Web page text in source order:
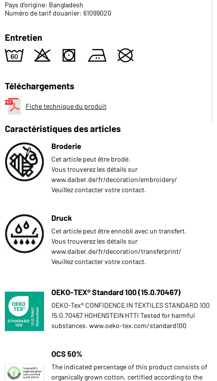
Pays d'origine: Bangladesh
Numéro de tarif douanier: 61099020
Entretien
4 o s b U
Téléchargements
Fiche technique du produit
Caractéristiques des articles
Broderie
Cet article peut être brodé.
Vous trouverez les détails sur
www.daiber.de/fr/decoration/embroidery/
Veuillez contacter votre contact.
Druck
Cet article peut être ennobli avec un transfert.
Vous trouverez les détails sur
www.daiber.de/fr/decoration/transferprint/
Veuillez contacter votre contact.
OEKO-TEX® Standard 100 (15.0.70467)
OEKO-Tex® CONFIDENCE IN TEXTILES STANDARD 100
15.0.70467 HOHENSTEIN HTTI Tested for harmful
substances. www.oeko-tex.com/standard100
OCS 50%
The indicated percentage of this product consists of
organically grown cotton, certified according to the